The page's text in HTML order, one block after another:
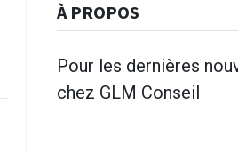
À PROPOS
Pour les dernières
chez GLM Conseil